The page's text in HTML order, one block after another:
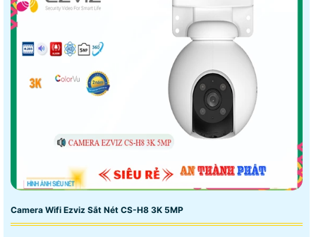
Camera Wifi Ezviz Sắt Nét CS-H8 3K 5MP